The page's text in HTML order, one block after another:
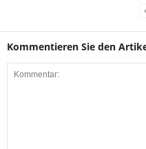
Kommentieren Sie den